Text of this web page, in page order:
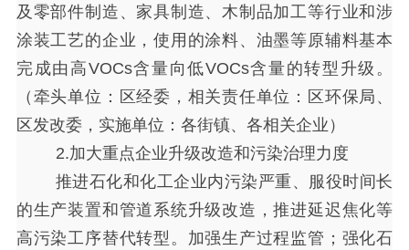
及零部件制造、家具制造、木制品加工等行业和涉
涂装工艺的企业，使用的涂料、油墨等原辅料基本
完成由高VOCs含量向低VOCs含量的转型升级。
（牵头单位：区经委，相关责任单位：区环保局、
区发改委，实施单位：各街镇、各相关企业）
2.加大重点企业升级改造和污染治理力度
推进石化和化工企业内污染严重、服役时间长
的生产装置和管道系统升级改造，推进延迟焦化等
高污染工序替代转型。加强生产过程监管；强化石